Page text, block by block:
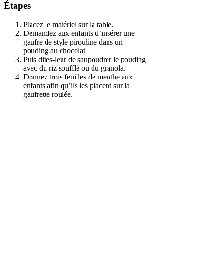
Étapes
Placez le matériel sur la table.
Demandez aux enfants d’insérer une
gaufre de style pirouline dans un
pouding au chocolat
Puis dites-leur de saupoudrer le pouding
avec du riz soufflé ou du granola.
Donnez trois feuilles de menthe aux
enfants afin qu’ils les placent sur la
gaufrette roulée.